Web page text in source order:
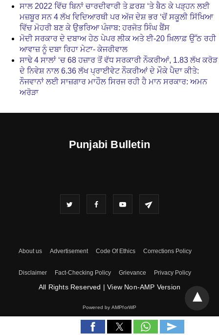
ਸਾਲ 2022 ਵਿੱਚ ਬਿਨਾਂ ਚਾਰਦੀਵਾਰੀ ਤੇ ਫ਼ਰਸ਼ ‘ਤੇ ਬੈਠ ਕੇ ਪੜ੍ਹਨ ਲਈ
ਮਜ਼ਬੂਰ ਸਨ 4 ਲੱਖ ਵਿਦਿਆਰਥੀ ਪਰ ਅੱਜ ਦੇਸ਼ ਭਰ ‘ਚੋਂ ਸਕੂਲੀ ਸਿੱਖਿਆ
ਵਿੱਚ ਮੋਹਰੀ ਬਣ ਕੇ ਉਭਰਿਆ ਪੰਜਾਬ: ਹਰਜੋਤ ਸਿੰਘ ਬੈਂਸ
ਮੋਦੀ ਸਰਕਾਰ ਦੇ ਦਬਾਅ ਹੇਠ ਪੇਪਰ ਲੀਕ ਅਤੇ ਈ-20 ਖ਼ਿਲਾਫ਼ ਉੱਠ ਰਹੀ
ਆਵਾਜ਼ ਨੂੰ ਦਬਾ ਰਿਹਾ ਮੇਟਾ- ਕੇਜਰੀਵਾਲ
ਸਾਢੇ 4 ਸਾਲਾਂ ‘ਚ 68 ਹਜ਼ਾਰ ਤੋਂ ਵੱਧ ਸਰਕਾਰੀ ਨੌਕਰੀਆਂ, 1.83 ਲੱਖ ਕਰੋੜ
ਦੇ ਨਿਵੇਸ਼ ਨਾਲ 6.36 ਲੱਖ ਪ੍ਰਾਈਵੇਟ ਨੌਕਰੀਆਂ ਦੇ ਮੌਕੇ ਪੈਦਾ ਕੀਤੇ:
ਨੌਜਵਾਨਾਂ ਲਈ ਸਾਜ਼ਗਾਰ ਮਾਹੌਲ ਸਿਰਜ ਰਹੀ ਹੈ ਮਾਨ ਸਰਕਾਰ: ਅਮਨ
ਅਰੋੜਾ
Punjabi Bulletin
About us Advertisement Code Of Ethics Corrections Policy
Disclaimer Fact-Checking Policy Grievance Privacy Policy
All Rights Reserved | View Non-AMP Version
Powered by AMPforWP